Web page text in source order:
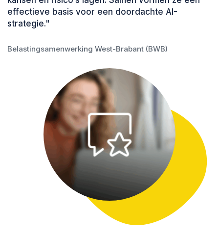
Zo ontwikkelen medewerkers niet alleen
kennis over AI, maar ook de praktische
vaardigheden en het bewustzijn om er
effectieve basis voor een doordachte AI-
strategie."
Belastingsamenwerking West-Brabant (BWB)